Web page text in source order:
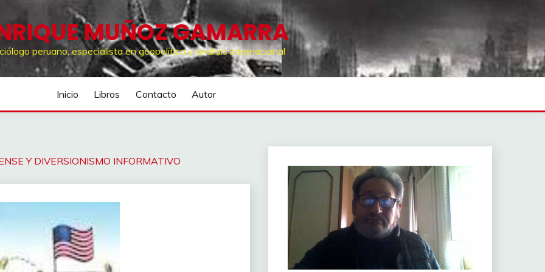
MUÑOZ GAMARRA
peruano, especialista en geopolítica y análisis internacional
Inicio Libros Contacto Autor
Y DIVERSIONISMO INFORMATIVO